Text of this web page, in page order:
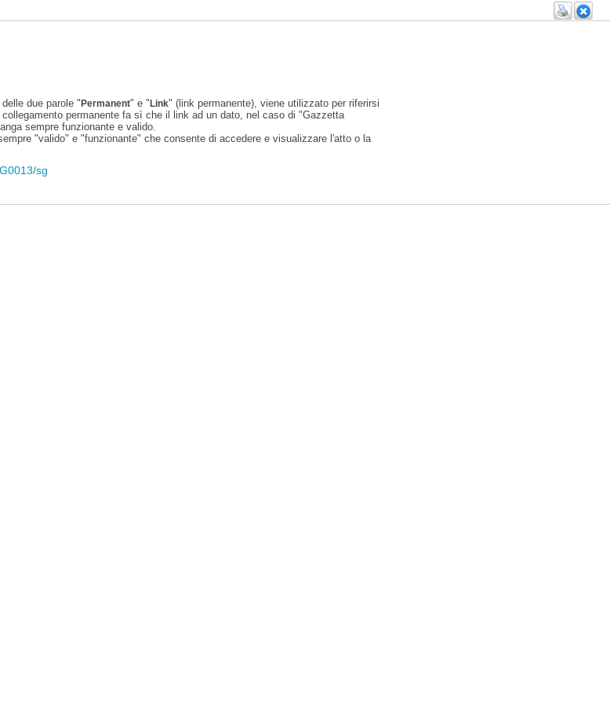
due parole "Permanent" e "Link" (link permanente), viene utilizzato per riferirsi
permanente fa sì che il link ad un dato, nel caso di "Gazzetta
sempre funzionante e valido.
"valido" e "funzionante" che consente di accedere e visualizzare l'atto o la
sg